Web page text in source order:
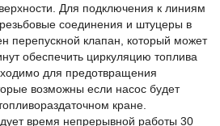
Для подключения к линиям
соединения и штуцеры в
перепускной клапан, который может
обеспечить циркуляцию топлива
для предотвращения
возможны если насос будет
кране.
время непрерывной работы 30